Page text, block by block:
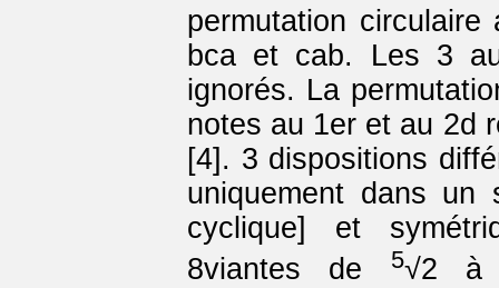
permutation
bca et cab. Les 3
ignorés. La
notes au 1er et au 2d
[4]. 3 dispositions
uniquement dans un
cyclique] et
8viantes de
5√2